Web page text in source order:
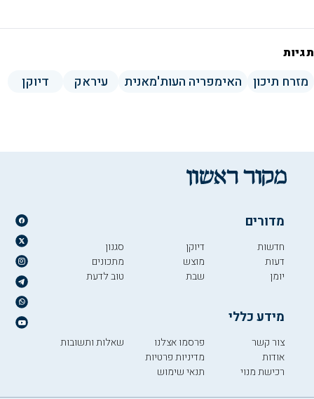
תגיות
מזרח תיכון האימפריה העות'מאנית עיראק דיוקן
מדורים
חדשות
דעות
יומן
דיוקן
מוצש
שבת
סגנון
מתכונים
טוב לדעת
מידע כללי
צור קשר
אודות
רכישת מנוי
פרסמו אצלנו
מדיניות פרטיות
תנאי שימוש
שאלות ותשובות